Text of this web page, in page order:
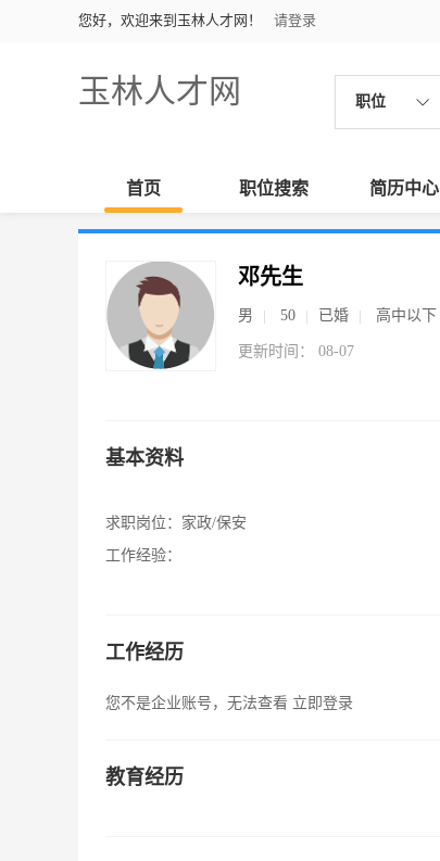
您好，欢迎来到玉林人才网！ 请登录
玉林人才网 职位
首页 职位搜索 简历中心
邓先生
男 50 已婚 高中以下
更新时间： 08-07
基本资料
求职岗位： 家政/保安
工作经验：
工作经历
您不是企业账号，无法查看 立即登录
教育经历